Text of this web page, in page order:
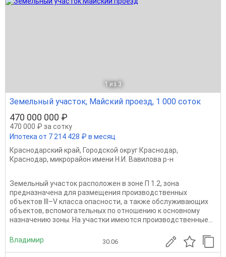
1 из 3
Земельный участок, Майский проезд, 1 000 соток
470 000 000 ₽
470 000 ₽ за сотку
Ипотека от 7 214 428 ₽ в месяц
Краснодарский край, Городской округ Краснодар,
Краснодар, микрорайон имени Н.И. Вавилова р-н
Земельный участок расположен в зоне П 1.2, зона
предназначена для размещения производственных
объектов III–V класса опасности, а также обслуживающих
объектов, вспомогательных по отношению к основному
назначению зоны. На участки имеются производственные...
Владимир 30.06